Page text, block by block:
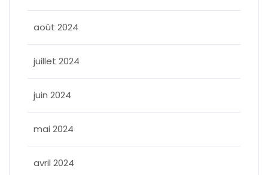
août 2024
juillet 2024
juin 2024
mai 2024
avril 2024